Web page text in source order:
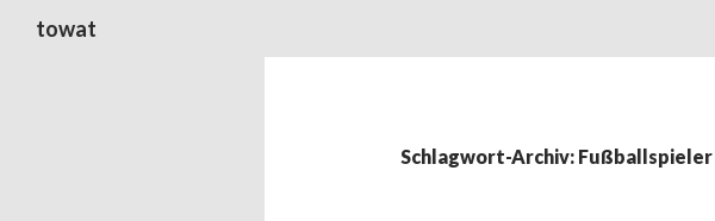
towat
Schlagwort-Archiv: Fußballspieler